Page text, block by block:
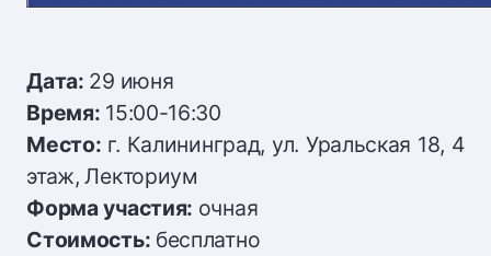
Дата: 29 июня
Время: 15:00-16:30
Место: г. Калининград, ул. Уральская 18, 4
этаж, Лекториум
Форма участия: очная
Стоимость: бесплатно